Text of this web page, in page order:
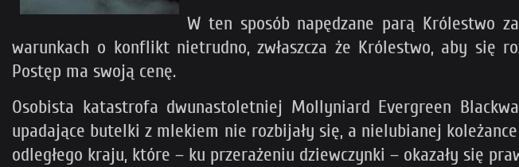
W ten sposób napędzane parą Królestwo
warunkach o konflikt nietrudno, zwłaszcza że Królestwo, aby się
Postęp ma swoją cenę.
Osobista katastrofa dwunastoletniej Mollyniard Evergreen
upadające butelki z mlekiem nie rozbijały się, a nielubianej
odległego kraju, które – ku przerażeniu dziewczynki – okazały się